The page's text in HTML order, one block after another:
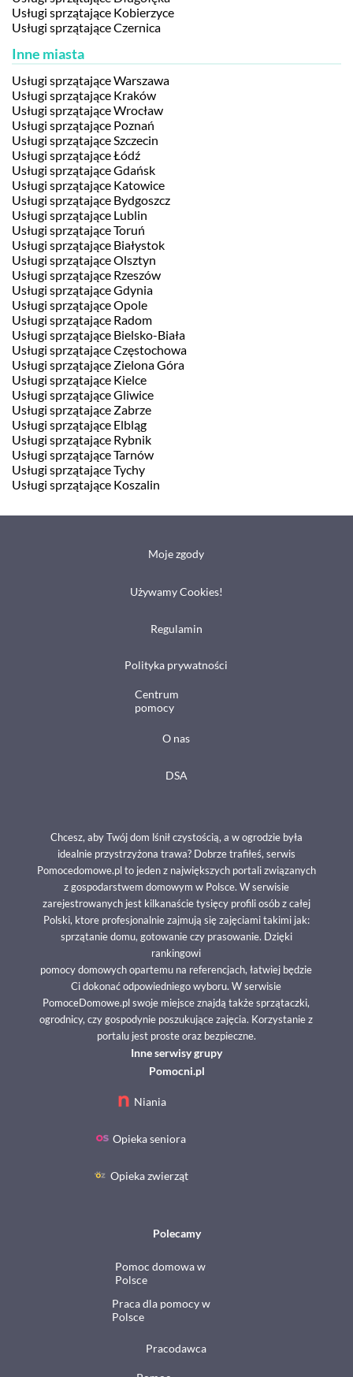
Usługi sprzątające Kobierzyce
Usługi sprzątające Czernica
Inne miasta
Usługi sprzątające Warszawa
Usługi sprzątające Kraków
Usługi sprzątające Wrocław
Usługi sprzątające Poznań
Usługi sprzątające Szczecin
Usługi sprzątające Łódź
Usługi sprzątające Gdańsk
Usługi sprzątające Katowice
Usługi sprzątające Bydgoszcz
Usługi sprzątające Lublin
Usługi sprzątające Toruń
Usługi sprzątające Białystok
Usługi sprzątające Olsztyn
Usługi sprzątające Rzeszów
Usługi sprzątające Gdynia
Usługi sprzątające Opole
Usługi sprzątające Radom
Usługi sprzątające Bielsko-Biała
Usługi sprzątające Częstochowa
Usługi sprzątające Zielona Góra
Usługi sprzątające Kielce
Usługi sprzątające Gliwice
Usługi sprzątające Zabrze
Usługi sprzątające Elbląg
Usługi sprzątające Rybnik
Usługi sprzątające Tarnów
Usługi sprzątające Tychy
Usługi sprzątające Koszalin
Moje zgody
Używamy Cookies!
Regulamin
Polityka prywatności
Centrum
pomocy
O nas
DSA
Chcesz, aby Twój dom lśnił czystością, a w ogrodzie była
idealnie przystrzyżona trawa? Dobrze trafiłeś, serwis
Pomocedomowe.pl to jeden z największych portali związanych
z gospodarstwem domowym w Polsce. W serwisie
zarejestrowanych jest kilkanaście tysięcy profili osób z całej
Polski, ktore profesjonalnie zajmują się zajęciami takimi jak:
sprzątanie domu, gotowanie czy prasowanie. Dzięki
rankingowi
pomocy domowych opartemu na referencjach, łatwiej będzie
Ci dokonać odpowiedniego wyboru. W serwisie
PomoceDomowe.pl swoje miejsce znajdą także sprzątaczki,
ogrodnicy, czy gospodynie poszukujące zajęcia. Korzystanie z
portalu jest proste oraz bezpieczne.
Niania
Opieka seniora
Opieka zwierząt
Inne serwisy grupy
Pomocni.pl
Pomoc domowa w
Polsce
Praca dla pomocy w
Polsce
Pracodawca
Polecamy